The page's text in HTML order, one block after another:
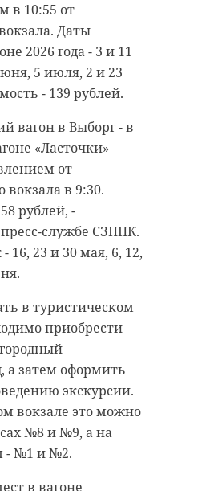
в 10:55 от
Даты
2026 года - 3 и 11
5 июля, 2 и 23
- 139 рублей.
вагон в Выборг - в
«Ласточки»
от
вокзала в 9:30.
рублей, -
службе СЗППК.
16, 23 и 30 мая, 6, 12,
в туристическом
приобрести
а затем оформить
экскурсии.
вокзале это можно
№8 и №9, а на
- №1 и №2.
в вагоне